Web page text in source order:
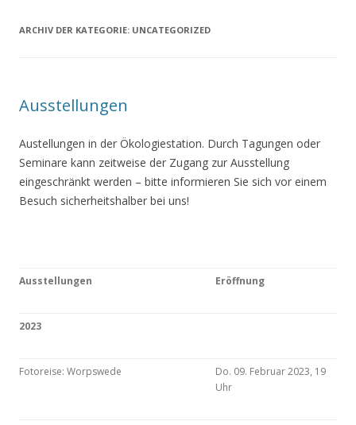
ARCHIV DER KATEGORIE: UNCATEGORIZED
Ausstellungen
Austellungen in der Ökologiestation. Durch Tagungen oder
Seminare kann zeitweise der Zugang zur Ausstellung
eingeschränkt werden – bitte informieren Sie sich vor einem
Besuch sicherheitshalber bei uns!
Ausstellungen Eröffnung
2023
Fotoreise: Worpswede
Do. 09. Februar 2023, 19
Uhr